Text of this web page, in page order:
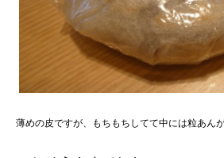
薄めの皮ですが、もちもちしてて中には粒あん